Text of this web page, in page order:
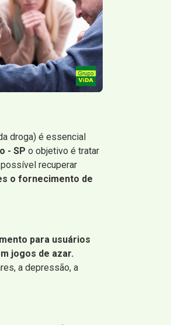
droga) é essencial
- SP o objetivo é tratar
recuperar
o fornecimento de
para usuários
jogos de azar.
a depressão, a